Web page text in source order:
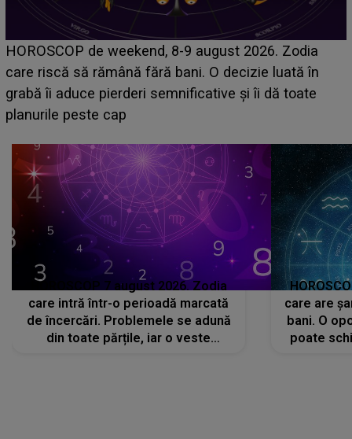
Emanuel a ținut ACEST DETALIU ASCUNS până
acum! În fața Alexandrei, concurentul din Casa Iubirii
face o MĂRTURISIRE NEAȘTEPTATĂ despre mama
sa: "I-am spus și ei în față, eu nu te iubesc pentru
HOROSCOP 7 august 2026. Zodia
care intră într-o perioadă marcată
de încercări. Problemele se adună
din toate părțile, iar o veste
care are
bani. O
poate